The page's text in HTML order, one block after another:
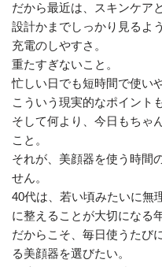
だから最近は、スキンケア
設計かまでしっかり見るよ
充電のしやすさ。
重たすぎないこと。
忙しい日でも短時間で使い
こういう現実的なポイント
そして何より、今日もちゃ
こと。
それが、美顔器を使う時間
せん。
40代は、若い頃みたいに無
に整えることが大切になる年
だからこそ、毎日使うたび
る美顔器を選びたい。